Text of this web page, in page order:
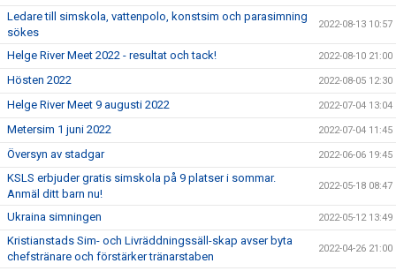
Ledare till simskola, vattenpolo, konstsim och parasimning
sökes
2022-08-13 10:57
Helge River Meet 2022 - resultat och tack! 2022-08-10 21:00
Hösten 2022 2022-08-05 12:30
Helge River Meet 9 augusti 2022 2022-07-04 13:04
Metersim 1 juni 2022 2022-07-04 11:45
Översyn av stadgar 2022-06-06 19:45
KSLS erbjuder gratis simskola på 9 platser i sommar.
Anmäl ditt barn nu!
2022-05-18 08:47
Ukraina simningen 2022-05-12 13:49
Kristianstads Sim- och Livräddningssäll-skap avser byta
chefstränare och förstärker tränarstaben
2022-04-26 21:00